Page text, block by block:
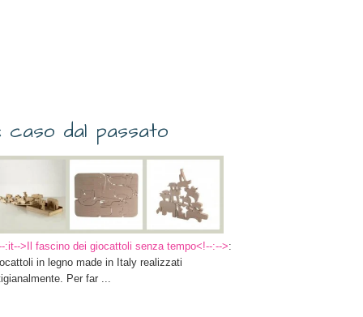
caso dal passato
:it-->Il fascino dei giocattoli senza tempo<!--:-->:
in legno made in Italy realizzati
Per far ...